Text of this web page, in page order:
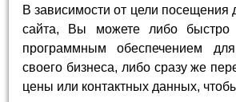
В зависимости от цели посещения
сайта, Вы можете либо быстро
программным обеспечением для
своего бизнеса, либо сразу же
цены или контактных данных,